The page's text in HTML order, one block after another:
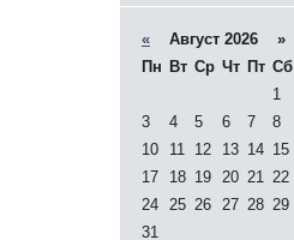
« Август 2026 »
Пн Вт Ср Чт Пт Сб
1
3
4 5 6 7 8
10
11 12 13 14 15
17
18 19 20 21 22
24 25 26 27 28 29
31